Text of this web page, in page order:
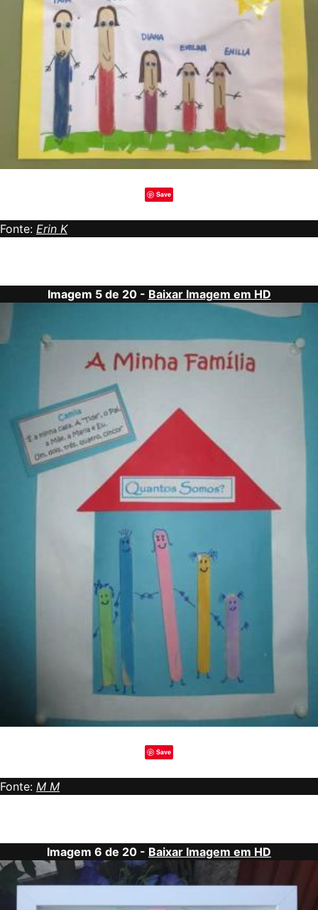
Save
Fonte: Erin K
Imagem 5 de 20 - Baixar Imagem em HD
Save
Fonte: M M
Imagem 6 de 20 - Baixar Imagem em HD